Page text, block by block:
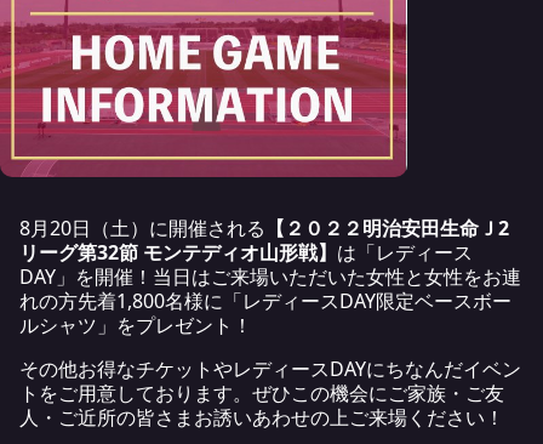
8月20日（土）に開催される 【２０２２明治安田生命Ｊ2
リーグ第32節 モンテディオ山形戦】 は「レディース
DAY」を開催！当日はご来場いただいた女性と女性をお連
れの方先着1,800名様に「レディースDAY限定ベースボー
ルシャツ」をプレゼント！
その他お得なチケットやレディースDAYにちなんだイベン
トをご用意しております。ぜひこの機会にご家族・ご友
人・ご近所の皆さまお誘いあわせの上ご来場ください！